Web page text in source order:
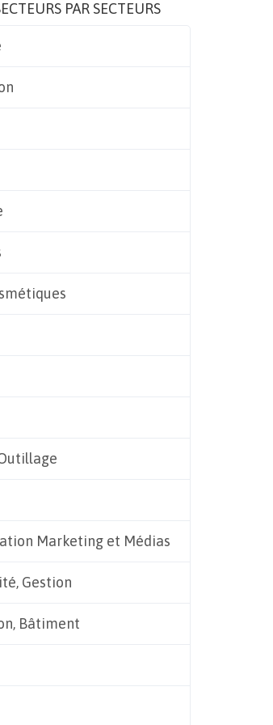
PAR SECTEURS
Marketing et Médias
Gestion
Bâtiment